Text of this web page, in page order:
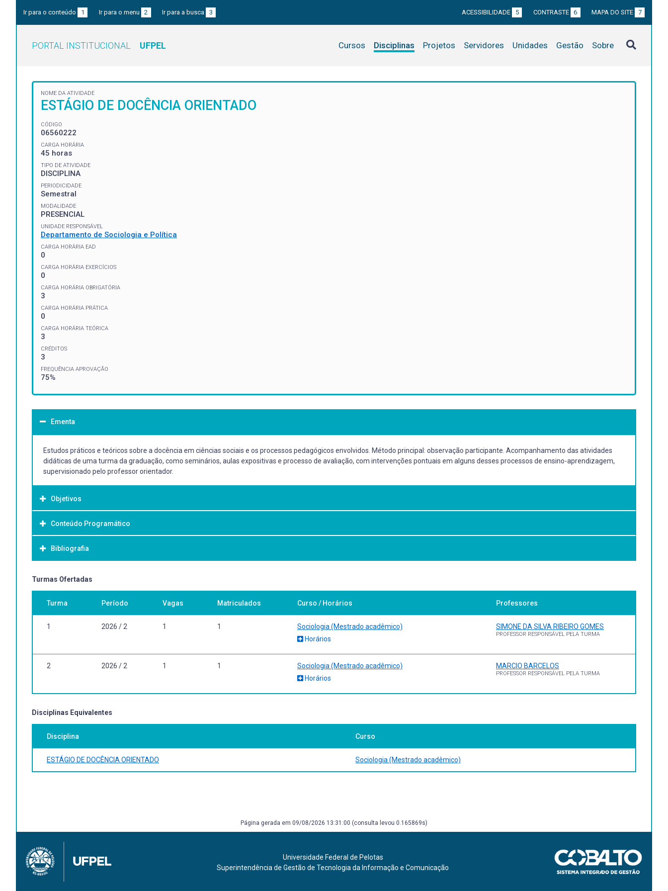
Ir para o conteúdo 1 Ir para o menu 2 Ir para a busca 3 ACESSIBILIDADE 5 CONTRASTE 6 MAPA DO SITE 7
PORTAL INSTITUCIONAL UFPEL Cursos Disciplinas Projetos Servidores Unidades Gestão Sobre
NOME DA ATIVIDADE
ESTÁGIO DE DOCÊNCIA ORIENTADO
CÓDIGO
06560222
CARGA HORÁRIA
45 horas
TIPO DE ATIVIDADE
DISCIPLINA
PERIODICIDADE
Semestral
MODALIDADE
PRESENCIAL
UNIDADE RESPONSÁVEL
Departamento de Sociologia e Política
CARGA HORÁRIA EAD
0
CARGA HORÁRIA EXERCÍCIOS
0
CARGA HORÁRIA OBRIGATÓRIA
3
CARGA HORÁRIA PRÁTICA
0
CARGA HORÁRIA TEÓRICA
3
CRÉDITOS
3
FREQUÊNCIA APROVAÇÃO
75%
Ementa
Estudos práticos e teóricos sobre a docência em ciências sociais e os processos pedagógicos envolvidos. Método principal: observação participante. Acompanhamento das atividades
didáticas de uma turma da graduação, como seminários, aulas expositivas e processo de avaliação, com intervenções pontuais em alguns desses processos de ensino-aprendizagem,
supervisionado pelo professor orientador.
Objetivos
Objetivo Geral:
Estudos práticos e teóricos sobre a docência em ciências sociais e os processos pedagógicos envolvidos. Método principal: observação participante. Acompanhamento das atividades
didáticas de uma turma da graduação, como seminários, aulas expositivas e processo de avaliação, com intervenções pontuais em alguns desses processos de ensino-aprendizagem,
Conteúdo Programático
Bibliografia
Bibliografia Básica:
A ser indicada pelo professor orientador.
Bibliografia Complementar:
A ser indicada pelo professor orientador.
Turmas Ofertadas
Turma Período Vagas Matriculados Curso / Horários Professores
1 2026 / 2 1 1
Sociologia (Mestrado acadêmico)
Horários
SIMONE DA SILVA RIBEIRO GOMES
PROFESSOR RESPONSÁVEL PELA TURMA
2 2026 / 2 1 1
Sociologia (Mestrado acadêmico)
Horários
MARCIO BARCELOS
PROFESSOR RESPONSÁVEL PELA TURMA
Disciplinas Equivalentes
Disciplina Curso
ESTÁGIO DE DOCÊNCIA ORIENTADO Sociologia (Mestrado acadêmico)
Página gerada em 09/08/2026 13:31:00 (consulta levou 0.165869s)
Universidade Federal de Pelotas
Superintendência de Gestão de Tecnologia da Informação e Comunicação